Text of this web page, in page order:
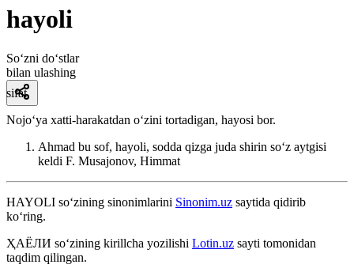
hayoli
So‘zni do‘stlar
bilan ulashing
sifat
Nojoʻya xatti-harakatdan oʻzini tortadigan, hayosi bor.
Ahmad bu sof, hayoli, sodda qizga juda shirin soʻz aytgisi
keldi F. Musajonov, Himmat
HAYOLI so‘zining sinonimlarini Sinonim.uz saytida qidirib
ko‘ring.
ҲАЁЛИ so‘zining kirillcha yozilishi Lotin.uz sayti tomonidan
taqdim qilingan.